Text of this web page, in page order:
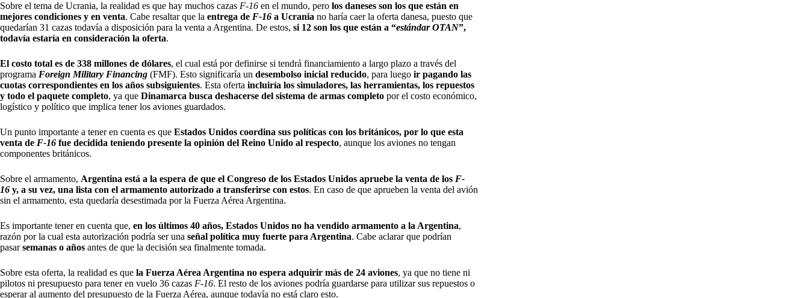
Sobre el tema de Ucrania, la realidad es que hay muchos cazas F-16 en el mundo, pero los daneses son los que están en
mejores condiciones y en venta. Cabe resaltar que la entrega de F-16 a Ucrania no haría caer la oferta danesa, puesto que
quedarían 31 cazas todavía a disposición para la venta a Argentina. De estos, si 12 son los que están a “estándar OTAN”,
todavía estaría en consideración la oferta.
El costo total es de 338 millones de dólares, el cual está por definirse si tendrá financiamiento a largo plazo a través del
programa Foreign Military Financing (FMF). Esto significaría un desembolso inicial reducido, para luego ir pagando las
cuotas correspondientes en los años subsiguientes. Esta oferta incluiría los simuladores, las herramientas, los repuestos
y todo el paquete completo, ya que Dinamarca busca deshacerse del sistema de armas completo por el costo económico,
logístico y político que implica tener los aviones guardados.
Un punto importante a tener en cuenta es que Estados Unidos coordina sus políticas con los británicos, por lo que esta
venta de F-16 fue decidida teniendo presente la opinión del Reino Unido al respecto, aunque los aviones no tengan
componentes británicos.
Sobre el armamento, Argentina está a la espera de que el Congreso de los Estados Unidos apruebe la venta de los F-
16 y, a su vez, una lista con el armamento autorizado a transferirse con estos. En caso de que aprueben la venta del avión
sin el armamento, esta quedaría desestimada por la Fuerza Aérea Argentina.
Es importante tener en cuenta que, en los últimos 40 años, Estados Unidos no ha vendido armamento a la Argentina,
razón por la cual esta autorización podría ser una señal política muy fuerte para Argentina. Cabe aclarar que podrían
pasarsemanas o años antes de que la decisión sea finalmente tomada.
Sobre esta oferta, la realidad es que la Fuerza Aérea Argentina no espera adquirir más de 24 aviones, ya que no tiene ni
pilotos ni presupuesto para tener en vuelo 36 cazas F-16. El resto de los aviones podría guardarse para utilizar sus repuestos o
esperar al aumento del presupuesto de la Fuerza Aérea, aunque todavía no está claro esto.